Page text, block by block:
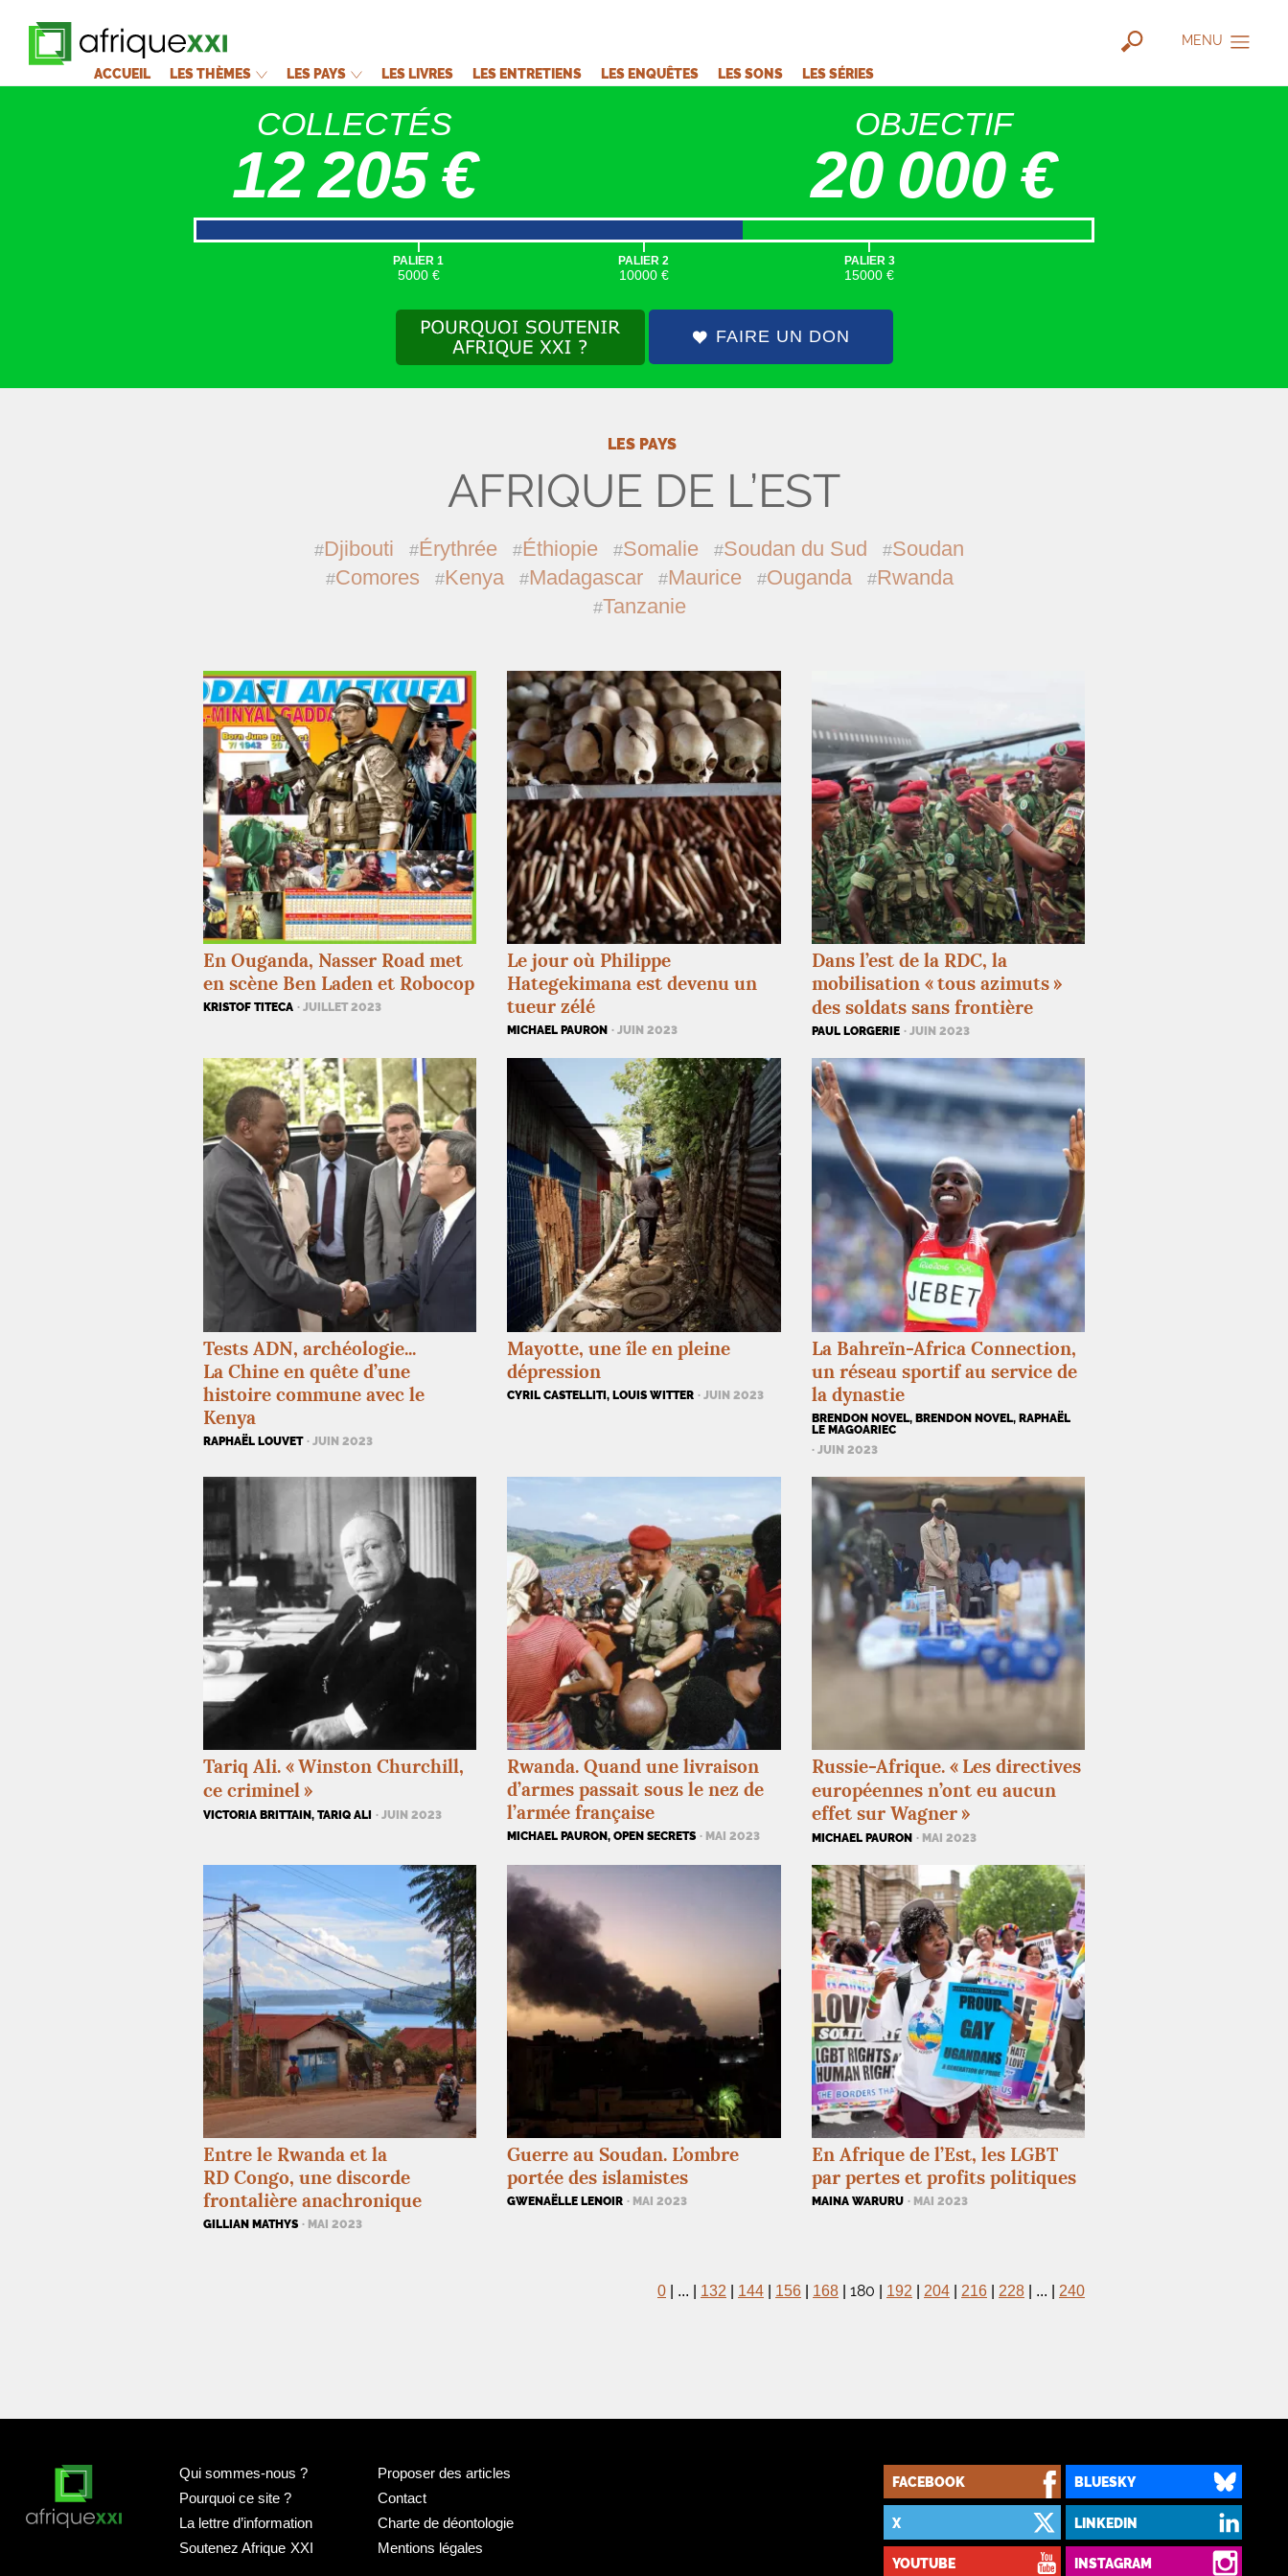
MENU
ACCUEIL LES THÈMES LES PAYS LES LIVRES LES ENTRETIENS LES ENQUÊTES LES SONS LES SÉRIES
COLLECTÉS
12 205 €
OBJECTIF
20 000 €
|
PALIER 1
5000 €
|
PALIER 2
10000 €
|
PALIER 3
15000 €
FAIRE UN DON
LES PAYS
AFRIQUE DE L’EST
Djibouti Érythrée Éthiopie Somalie Soudan du Sud
Soudan
Comores
Kenya Madagascar Maurice Ouganda
Rwanda
Tanzanie
En Ouganda, Nasser Road met
en scène Ben Laden et Robocop
KRISTOF TITECA · JUILLET 2023
Le jour où Philippe
Hategekimana est devenu un
tueur zélé
MICHAEL PAURON · JUIN 2023
Dans l’est de la RDC, la
mobilisation «tous azimuts »
des soldats sans frontière
PAUL LORGERIE · JUIN 2023
Tests ADN, archéologie...
La Chine en quête d’une
histoire commune avec le
Kenya
RAPHAËL LOUVET · JUIN 2023
Mayotte, une île en pleine
dépression
CYRIL CASTELLITI, LOUIS WITTER · JUIN 2023
La Bahreïn-Africa Connection,
un réseau sportif au service de
la dynastie
BRENDON NOVEL, BRENDON NOVEL, RAPHAËL
LE MAGOARIEC
· JUIN 2023
Tariq Ali. «Winston Churchill,
ce criminel »
VICTORIA BRITTAIN, TARIQ ALI · JUIN 2023
Rwanda. Quand une livraison
d’armes passait sous le nez de
l’armée française
MICHAEL PAURON, OPEN SECRETS · MAI 2023
Russie-Afrique. « Les directives
européennes n’ont eu aucun
effet sur Wagner »
MICHAEL PAURON · MAI 2023
Entre le Rwanda et la
RD Congo, une discorde
frontalière anachronique
GILLIAN MATHYS · MAI 2023
Guerre au Soudan. L’ombre
portée des islamistes
GWENAËLLE LENOIR · MAI 2023
En Afrique de l’Est, les LGBT
par pertes et profits politiques
MAINA WARURU · MAI 2023
0 ... 132 144 156 168 180 192 204 216 228 ... 240
FACEBOOK BLUESKY
X LINKEDIN
YOUTUBE INSTAGRAM
Qui sommes-nous ?
Pourquoi ce site ?
La lettre d’information
Soutenez Afrique XXI
Proposer des articles
Contact
Charte de déontologie
Mentions légales